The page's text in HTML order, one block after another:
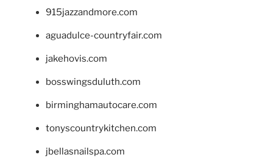
915jazzandmore.com
aguadulce-countryfair.com
jakehovis.com
bosswingsduluth.com
birminghamautocare.com
tonyscountrykitchen.com
jbellasnailspa.com